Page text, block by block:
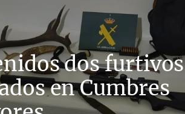
dos furtivos
en Cumbres